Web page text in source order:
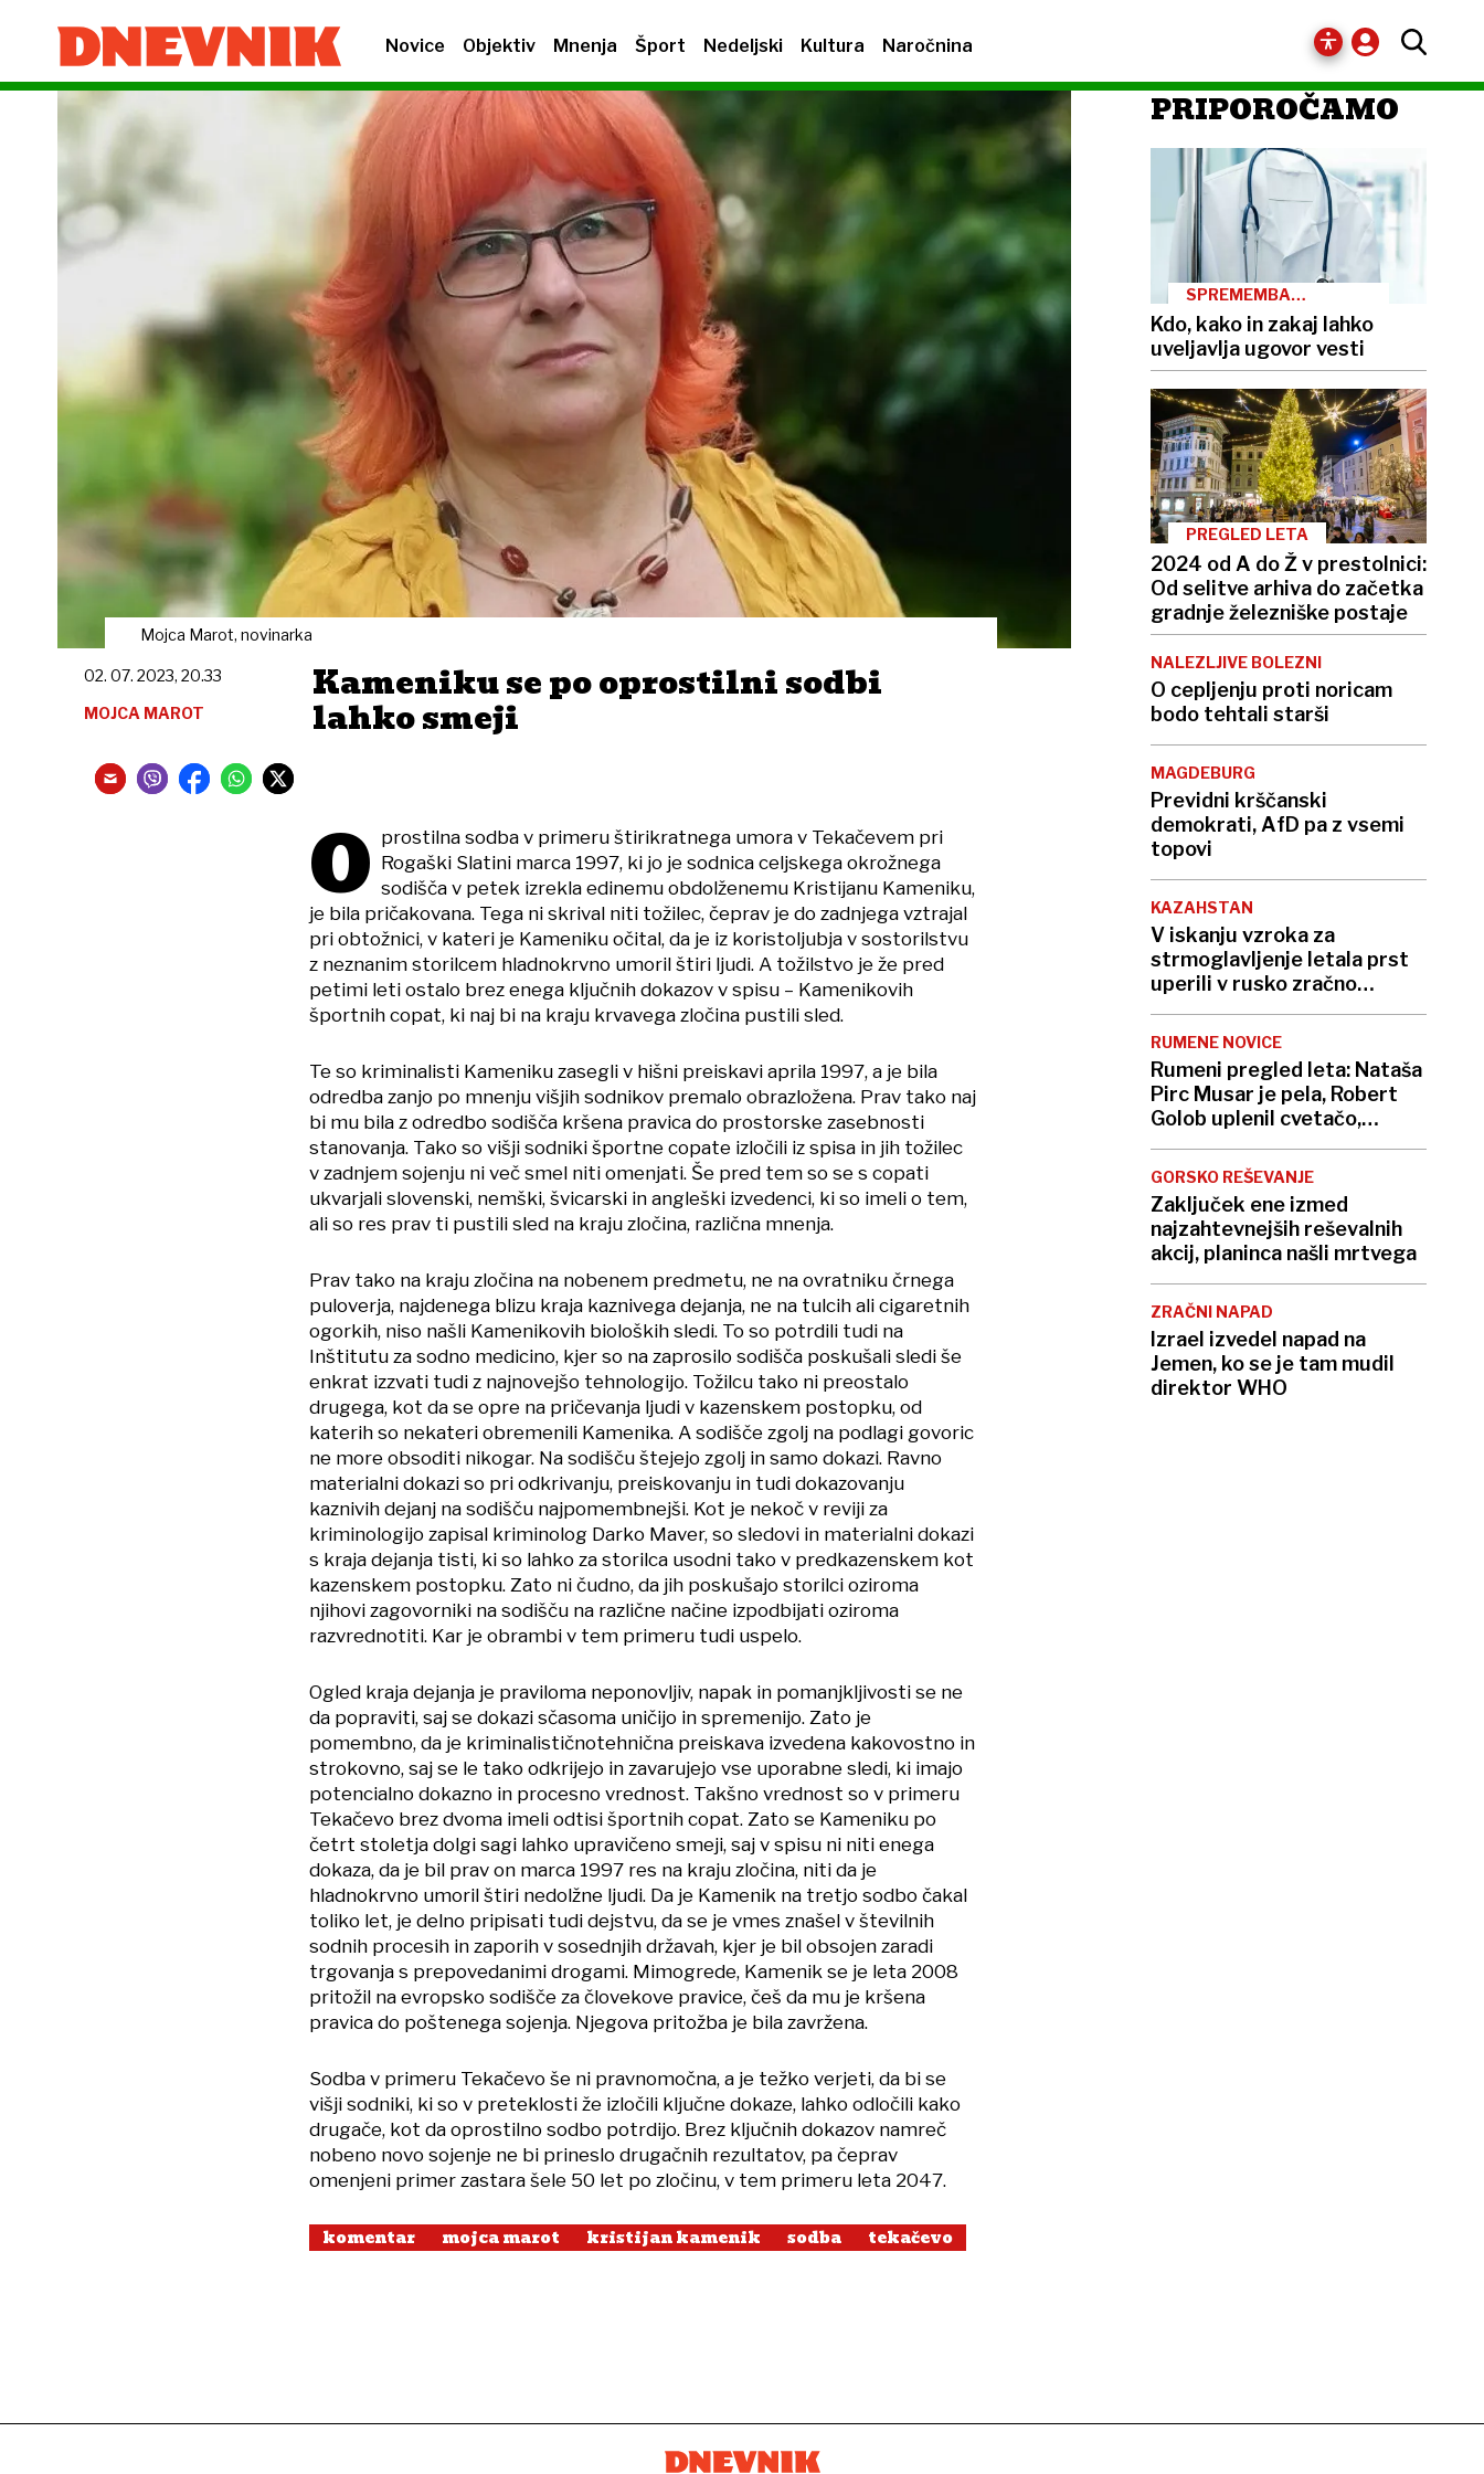
Novice Objektiv Mnenja Šport Nedeljski Kultura Naročnina
Mojca Marot, novinarka
Kameniku se po oprostilni sodbi
lahko smeji
02. 07. 2023, 20.33
MOJCA MAROT
O prostilna sodba v primeru štirikratnega umora v Tekačevem pri
Rogaški Slatini marca 1997, ki jo je sodnica celjskega okrožnega
sodišča v petek izrekla edinemu obdolženemu Kristijanu Kameniku,
je bila pričakovana. Tega ni skrival niti tožilec, čeprav je do zadnjega vztrajal
pri obtožnici, v kateri je Kameniku očital, da je iz koristoljubja v sostorilstvu
z neznanim storilcem hladnokrvno umoril štiri ljudi. A tožilstvo je že pred
petimi leti ostalo brez enega ključnih dokazov v spisu – Kamenikovih
športnih copat, ki naj bi na kraju krvavega zločina pustili sled.
Te so kriminalisti Kameniku zasegli v hišni preiskavi aprila 1997, a je bila
odredba zanjo po mnenju višjih sodnikov premalo obrazložena. Prav tako naj
bi mu bila z odredbo sodišča kršena pravica do prostorske zasebnosti
stanovanja. Tako so višji sodniki športne copate izločili iz spisa in jih tožilec
v zadnjem sojenju ni več smel niti omenjati. Še pred tem so se s copati
ukvarjali slovenski, nemški, švicarski in angleški izvedenci, ki so imeli o tem,
ali so res prav ti pustili sled na kraju zločina, različna mnenja.
Prav tako na kraju zločina na nobenem predmetu, ne na ovratniku črnega
puloverja, najdenega blizu kraja kaznivega dejanja, ne na tulcih ali cigaretnih
ogorkih, niso našli Kamenikovih bioloških sledi. To so potrdili tudi na
Inštitutu za sodno medicino, kjer so na zaprosilo sodišča poskušali sledi še
enkrat izzvati tudi z najnovejšo tehnologijo. Tožilcu tako ni preostalo
drugega, kot da se opre na pričevanja ljudi v kazenskem postopku, od
katerih so nekateri obremenili Kamenika. A sodišče zgolj na podlagi govoric
ne more obsoditi nikogar. Na sodišču štejejo zgolj in samo dokazi. Ravno
materialni dokazi so pri odkrivanju, preiskovanju in tudi dokazovanju
kaznivih dejanj na sodišču najpomembnejši. Kot je nekoč v reviji za
kriminologijo zapisal kriminolog Darko Maver, so sledovi in materialni dokazi
s kraja dejanja tisti, ki so lahko za storilca usodni tako v predkazenskem kot
kazenskem postopku. Zato ni čudno, da jih poskušajo storilci oziroma
njihovi zagovorniki na sodišču na različne načine izpodbijati oziroma
razvrednotiti. Kar je obrambi v tem primeru tudi uspelo.
Ogled kraja dejanja je praviloma neponovljiv, napak in pomanjkljivosti se ne
da popraviti, saj se dokazi sčasoma uničijo in spremenijo. Zato je
pomembno, da je kriminalističnotehnična preiskava izvedena kakovostno in
strokovno, saj se le tako odkrijejo in zavarujejo vse uporabne sledi, ki imajo
potencialno dokazno in procesno vrednost. Takšno vrednost so v primeru
Tekačevo brez dvoma imeli odtisi športnih copat. Zato se Kameniku po
četrt stoletja dolgi sagi lahko upravičeno smeji, saj v spisu ni niti enega
dokaza, da je bil prav on marca 1997 res na kraju zločina, niti da je
hladnokrvno umoril štiri nedolžne ljudi. Da je Kamenik na tretjo sodbo čakal
toliko let, je delno pripisati tudi dejstvu, da se je vmes znašel v številnih
sodnih procesih in zaporih v sosednjih državah, kjer je bil obsojen zaradi
trgovanja s prepovedanimi drogami. Mimogrede, Kamenik se je leta 2008
pritožil na evropsko sodišče za človekove pravice, češ da mu je kršena
pravica do poštenega sojenja. Njegova pritožba je bila zavržena.
Sodba v primeru Tekačevo še ni pravnomočna, a je težko verjeti, da bi se
višji sodniki, ki so v preteklosti že izločili ključne dokaze, lahko odločili kako
drugače, kot da oprostilno sodbo potrdijo. Brez ključnih dokazov namreč
nobeno novo sojenje ne bi prineslo drugačnih rezultatov, pa čeprav
omenjeni primer zastara šele 50 let po zločinu, v tem primeru leta 2047.
komentar mojca marot kristijan kamenik sodba tekačevo
PRIPOROČAMO
SPREMEMBA
ZAKONODAJE
Kdo, kako in zakaj lahko
uveljavlja ugovor vesti
PREGLED LETA
2024 od A do Ž v prestolnici:
Od selitve arhiva do začetka
gradnje železniške postaje
NALEZLJIVE BOLEZNI
O cepljenju proti noricam
bodo tehtali starši
MAGDEBURG
Previdni krščanski
demokrati, AfD pa z vsemi
topovi
KAZAHSTAN
V iskanju vzroka za
strmoglavljenje letala prst
uperili v rusko zračno
obrambo
RUMENE NOVICE
Rumeni pregled leta: Nataša
Pirc Musar je pela, Robert
Golob uplenil cvetačo,
Andreja Stareta so napodili
GORSKO REŠEVANJE
Zaključek ene izmed
najzahtevnejših reševalnih
akcij, planinca našli mrtvega
ZRAČNI NAPAD
Izrael izvedel napad na
Jemen, ko se je tam mudil
direktor WHO